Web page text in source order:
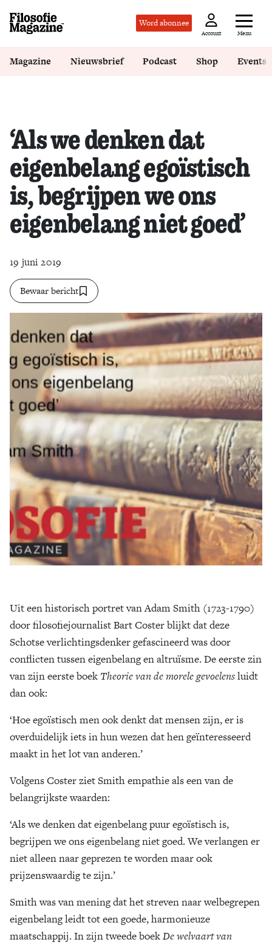
Word abonnee
Account Menu
Magazine Nieuwsbrief Podcast Shop Events
‘Als we denken dat
eigenbelang egoïstisch
is, begrijpen we ons
eigenbelang niet goed’
19 juni 2019
Bewaar bericht
Uit een historisch portret van Adam Smith (1723-1790)
door filosofiejournalist Bart Coster blijkt dat deze
Schotse verlichtingsdenker gefascineerd was door
conflicten tussen eigenbelang en altruïsme. De eerste zin
van zijn eerste boek Theorie van de morele gevoelensluidt
dan ook:
‘Hoe egoïstisch men ook denkt dat mensen zijn, er is
overduidelijk iets in hun wezen dat hen geïnteresseerd
maakt in het lot van anderen.’
Volgens Coster ziet Smith empathie als een van de
belangrijkste waarden:
‘Als we denken dat eigenbelang puur egoïstisch is,
begrijpen we ons eigenbelang niet goed. We verlangen er
niet alleen naar geprezen te worden maar ook
prijzenswaardig te zijn.’
Smith was van mening dat het streven naar welbegrepen
eigenbelang leidt tot een goede, harmonieuze
maatschappij. In zijn tweede boekDe welvaart van